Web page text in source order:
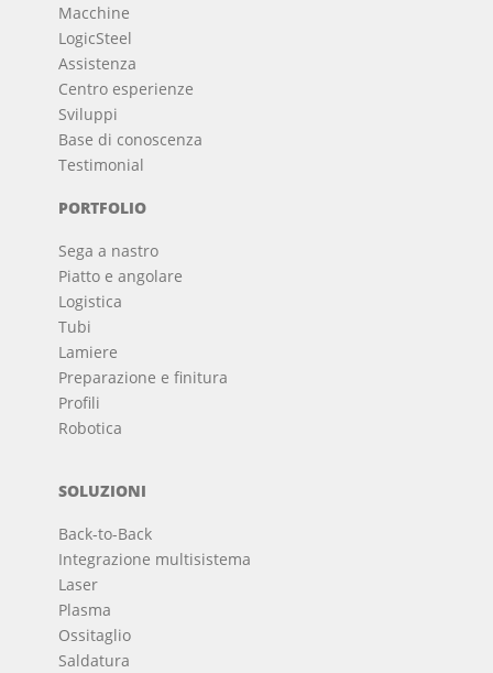
Macchine
LogicSteel
Assistenza
Centro esperienze
Sviluppi
Base di conoscenza
Testimonial
PORTFOLIO
Sega a nastro
Piatto e angolare
Logistica
Tubi
Lamiere
Preparazione e finitura
Profili
Robotica
SOLUZIONI
Back-to-Back
Integrazione multisistema
Laser
Plasma
Ossitaglio
Saldatura